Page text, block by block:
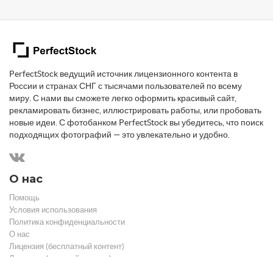
PerfectStock ведущий источник лицензионного контента в
России и странах СНГ с тысячами пользователей по всему
миру. С нами вы сможете легко оформить красивый сайт,
рекламировать бизнес, иллюстрировать работы, или пробовать
новые идеи. С фотобанком PerfectStock вы убедитесь, что поиск
подходящих фотографий — это увлекательно и удобно.
О нас
Помощь
Условия использования
Политика конфиденциальности
О нас
Лицензия (бесплатный контент)